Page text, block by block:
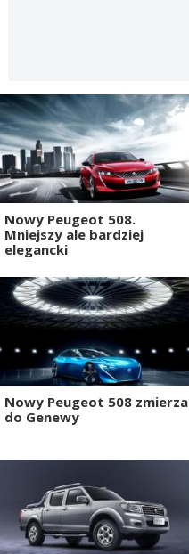
Nowy Peugeot 508.
Mniejszy ale bardziej
elegancki
Nowy Peugeot 508 zmierza
do Genewy